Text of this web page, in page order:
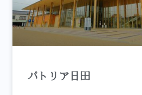
パトリア日田